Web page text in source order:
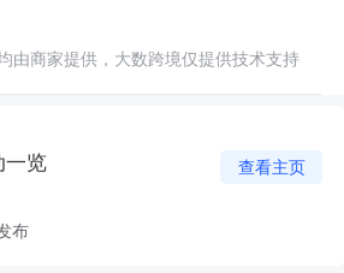
由商家提供，大数跨境仅提供技术支持
一览 查看主页
布